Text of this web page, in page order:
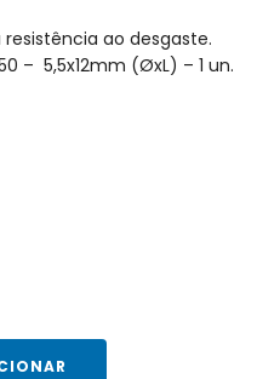
ao desgaste.
– 5,5x12mm (ØxL) – 1 un.